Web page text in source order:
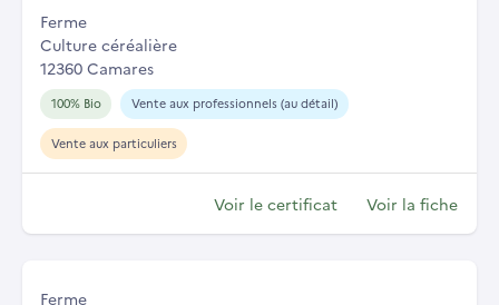
Ferme
Culture céréalière
12360 Camares
100% Bio Vente aux professionnels (au détail)
Vente aux particuliers
Voir le certificat Voir la fiche
Ferme